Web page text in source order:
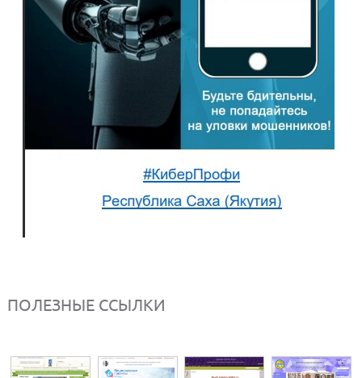
ПОЛЕЗНЫЕ ССЫЛКИ